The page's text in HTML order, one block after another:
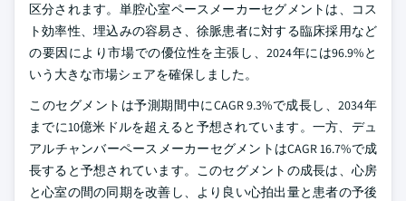
区分されます。単腔心室ペースメーカーセグメントは、コス
ト効率性、埋込みの容易さ、徐脈患者に対する臨床採用など
の要因により市場での優位性を主張し、2024年には96.9%と
いう大きな市場シェアを確保しました。
このセグメントは予測期間中にCAGR 9.3%で成長し、2034年
までに10億米ドルを超えると予想されています。一方、デュ
アルチャンバーペースメーカーセグメントはCAGR 16.7%で成
長すると予想されています。このセグメントの成長は、心房
と心室の間の同期を改善し、より良い心拍出量と患者の予後